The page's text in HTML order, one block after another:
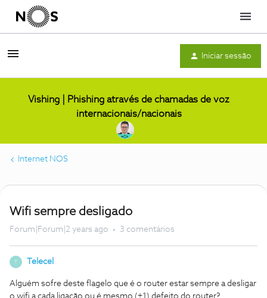
Menu
Iniciar sessão
Vishing | Phishing através de chamadas de voz
internacionais/nacionais
Internet NOS
Wifi sempre desligado
Forum|Forum|2 years ago 3 comentários
T Telecel
Alguém sofre deste flagelo que é o router estar sempre a desligar
o wifi a cada ligação ou é mesmo (+1) defeito do router?